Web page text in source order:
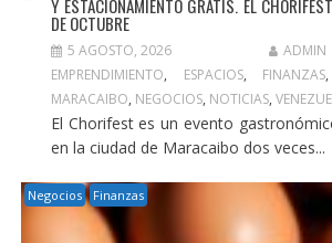
Y ESTACIONAMIENTO GRATIS. EL
DE OCTUBRE
5 AGOSTO, 2026 ADMIN
EMPRENDIMIENTO, ESPACIOS, FINANZAS
MARACAIBO, NEGOCIOS, NOTICIAS,
El Chorifest es un evento
en la ciudad de Maracaibo dos veces...
Negocios Finanzas